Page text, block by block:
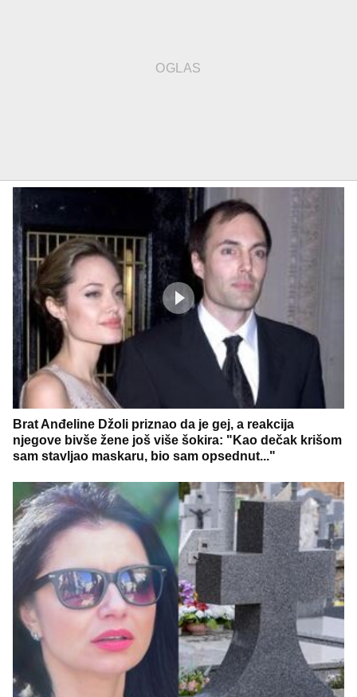
Brat Anđeline Džoli priznao da je gej, a reakcija
njegove bivše žene još više šokira: "Kao dečak krišom
sam stavljao maskaru, bio sam opsednut..."